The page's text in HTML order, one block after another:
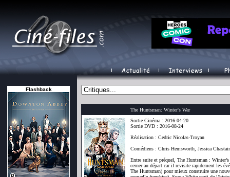
Flashback
The Huntsman: Winter's War
Sortie Cinéma : 2016-04-20
Sortie DVD : 2016-08-24
Réalisation : Cedric Nicolas-Troyan
Comédiens : Chris Hemsworth, Jessica
Entre suite et préquel, The Huntsman :
cerner au départ car il revisite rapidement les
The Huntsman) pour mieux construire une